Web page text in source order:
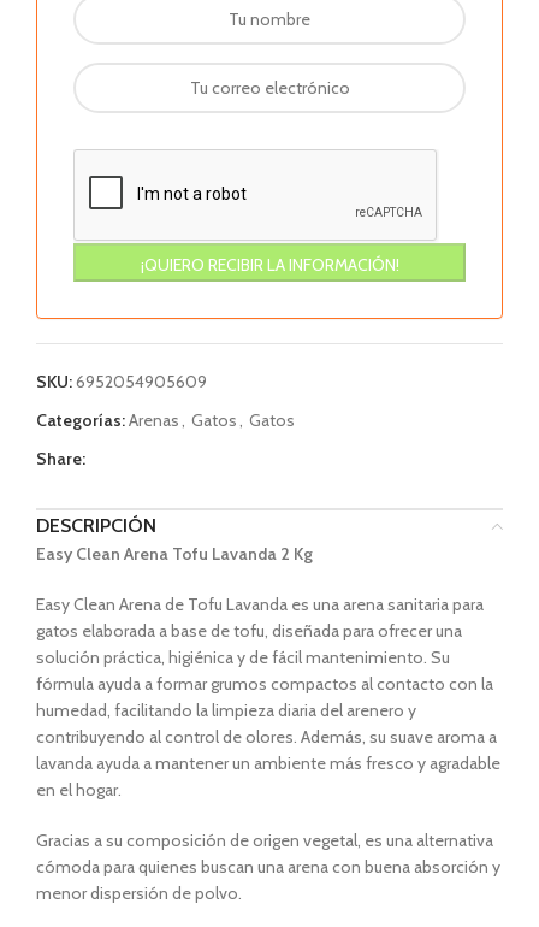
SKU:6952054905609
Categorías:Arenas, Gatos, Gatos
Share:
DESCRIPCIÓN
Easy Clean Arena Tofu Lavanda 2 Kg
Easy Clean Arena de Tofu Lavanda es una arena sanitaria para
gatos elaborada a base de tofu, diseñada para ofrecer una
solución práctica, higiénica y de fácil mantenimiento. Su
fórmula ayuda a formar grumos compactos al contacto con la
humedad, facilitando la limpieza diaria del arenero y
contribuyendo al control de olores. Además, su suave aroma a
lavanda ayuda a mantener un ambiente más fresco y agradable
en el hogar.
Gracias a su composición de origen vegetal, es una alternativa
cómoda para quienes buscan una arena con buena absorción y
menor dispersión de polvo.